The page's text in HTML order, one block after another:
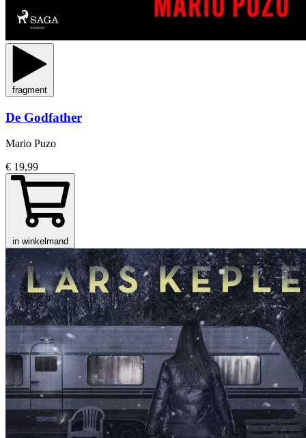
fragment
De Godfather
Mario Puzo
€ 19,99
in winkelmand